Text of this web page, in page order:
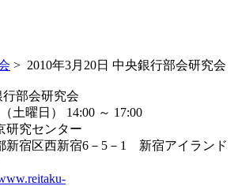
> 2010年3月20日 中央銀行部会研究会
行部会研究会
土曜日） 14:00 ～ 17:00
究センター
新宿区西新宿6－5－1 新宿アイランド